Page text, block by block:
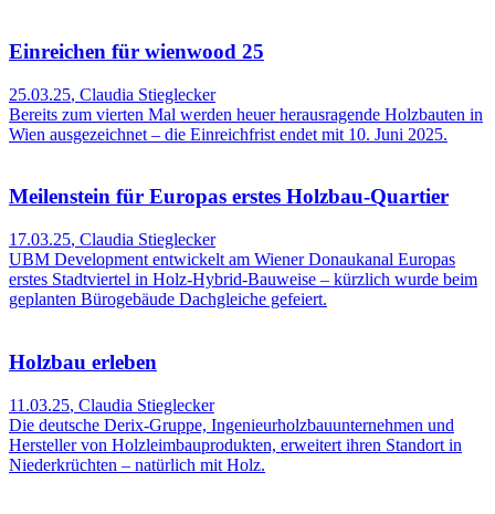
Einreichen für wienwood 25
25.03.25, Claudia Stieglecker
Bereits zum vierten Mal werden heuer herausragende Holzbauten in
Wien ausgezeichnet – die Einreichfrist endet mit 10. Juni 2025.
Meilenstein für Europas erstes Holzbau-Quartier
17.03.25, Claudia Stieglecker
UBM Development entwickelt am Wiener Donaukanal Europas
erstes Stadtviertel in Holz-Hybrid-Bauweise – kürzlich wurde beim
geplanten Bürogebäude Dachgleiche gefeiert.
Holzbau erleben
11.03.25, Claudia Stieglecker
Die deutsche Derix-Gruppe, Ingenieurholzbauunternehmen und
Hersteller von Holzleimbauprodukten, erweitert ihren Standort in
Niederkrüchten – natürlich mit Holz.